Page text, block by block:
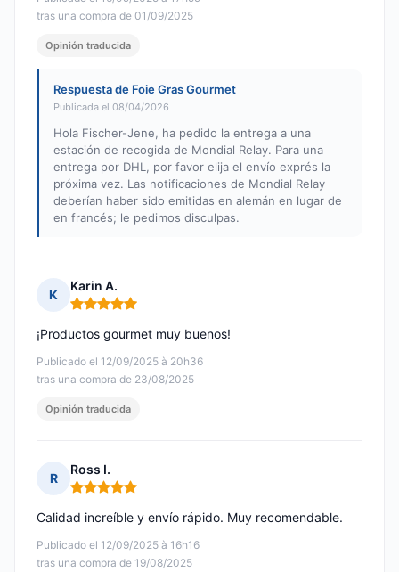
tras una compra de 01/09/2025
Opinión traducida
Respuesta de Foie Gras Gourmet
Publicada el 08/04/2026
Hola Fischer-Jene, ha pedido la entrega a una
estación de recogida de Mondial Relay. Para una
entrega por DHL, por favor elija el envío exprés la
próxima vez. Las notificaciones de Mondial Relay
deberían haber sido emitidas en alemán en lugar de
en francés; le pedimos disculpas.
K
Karin A.
Nota: 5 de 5
Publicado el 12/09/2025 à 20h36
tras una compra de 23/08/2025
¡Productos gourmet muy buenos!
Opinión traducida
R
Ross I.
Nota: 5 de 5
Publicado el 12/09/2025 à 16h16
tras una compra de 19/08/2025
Calidad increíble y envío rápido. Muy recomendable.